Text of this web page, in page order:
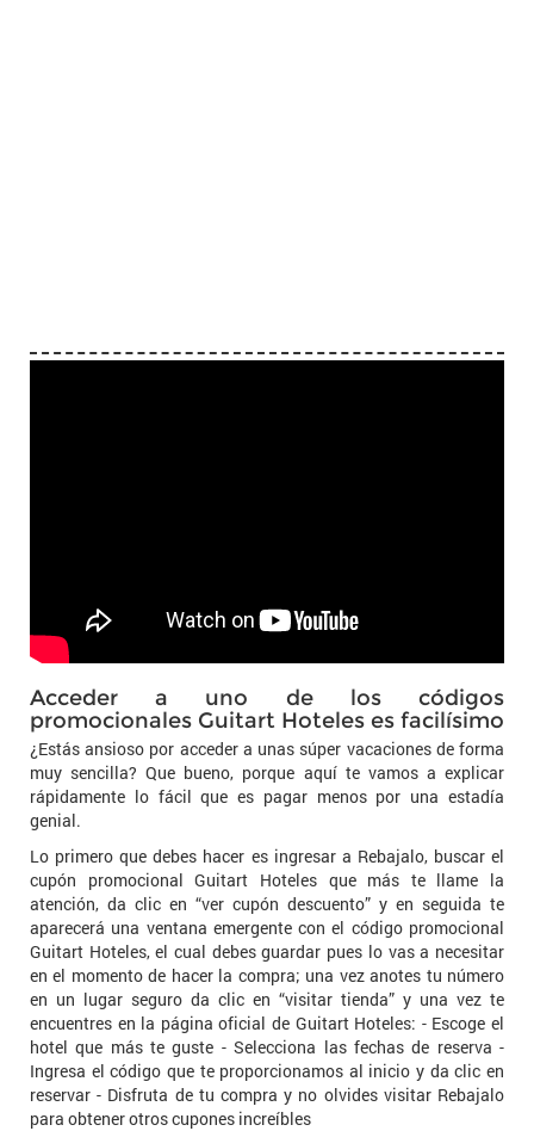
Acceder a uno de los códigos
promocionales Guitart Hoteles es facilísimo
¿Estás ansioso por acceder a unas súper vacaciones de forma
muy sencilla? Que bueno, porque aquí te vamos a explicar
rápidamente lo fácil que es pagar menos por una estadía
genial.
Lo primero que debes hacer es ingresar a Rebajalo, buscar el
cupón promocional Guitart Hoteles que más te llame la
atención, da clic en “ver cupón descuento” y en seguida te
aparecerá una ventana emergente con el código promocional
Guitart Hoteles, el cual debes guardar pues lo vas a necesitar
en el momento de hacer la compra; una vez anotes tu número
en un lugar seguro da clic en “visitar tienda” y una vez te
encuentres en la página oficial de Guitart Hoteles: - Escoge el
hotel que más te guste - Selecciona las fechas de reserva -
Ingresa el código que te proporcionamos al inicio y da clic en
reservar - Disfruta de tu compra y no olvides visitar Rebajalo
para obtener otros cupones increíbles